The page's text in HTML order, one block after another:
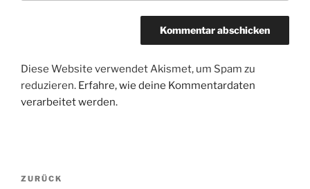
Diese Website verwendet Akismet, um Spam zu
reduzieren. Erfahre, wie deine Kommentardaten
verarbeitet werden.
Beitragsnavigation
Vorheriger
ZURÜCK